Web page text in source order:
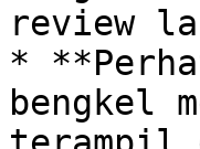
review
*
bengkel